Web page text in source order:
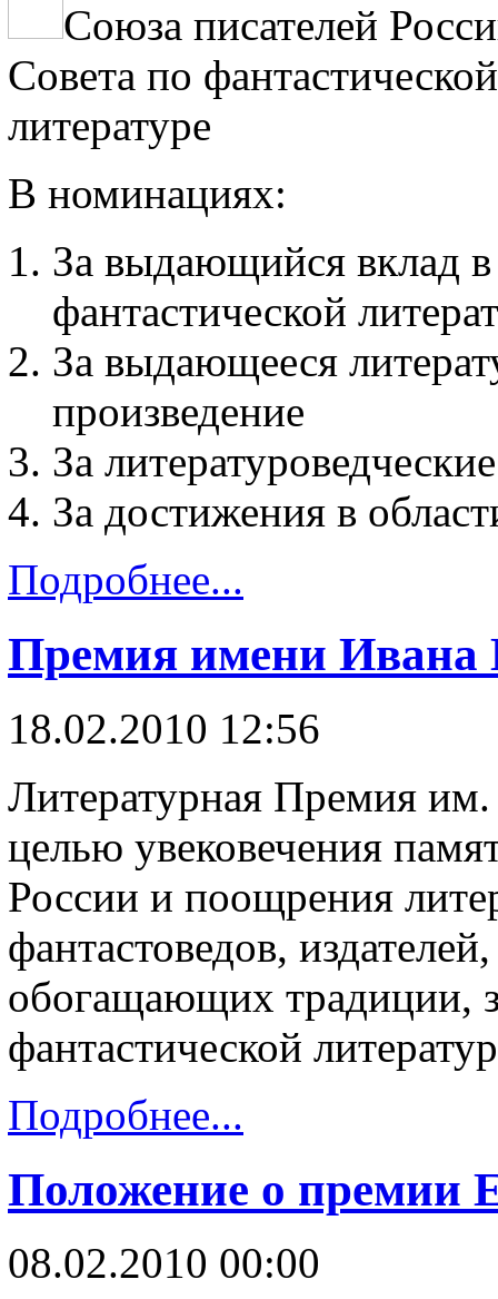
Союза писателей
Совета по
литературе
В номинациях:
За выдающийся вклад в
фантастической
За выдающееся
произведение
За
За достижения в
Подробнее...
Премия имени Ивана
18.02.2010 12:56
Литературная Премия
целью увековечения
России и поощрения
фантастоведов,
обогащающих традиции,
фантастической
Подробнее...
Положение о премии
08.02.2010 00:00